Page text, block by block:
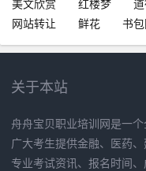
美文欣赏
红楼梦
网站转让
鲜花 书
关于本站
舟舟宝贝职业培训网是一
广大考生提供金融、医药
专业考试资讯、报名时间